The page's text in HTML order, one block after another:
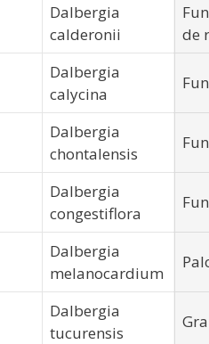
Dalbergia
calderonii
de
Dalbergia
calycina
Dalbergia
chontalensis
Dalbergia
congestiflora
Dalbergia
melanocardium
Dalbergia
tucurensis